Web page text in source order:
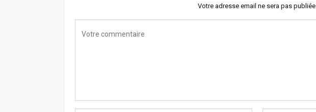
Votre adresse email ne sera pas publiée.